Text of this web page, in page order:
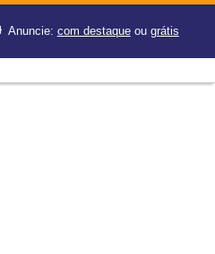
Anuncie: com destaqueou grátis